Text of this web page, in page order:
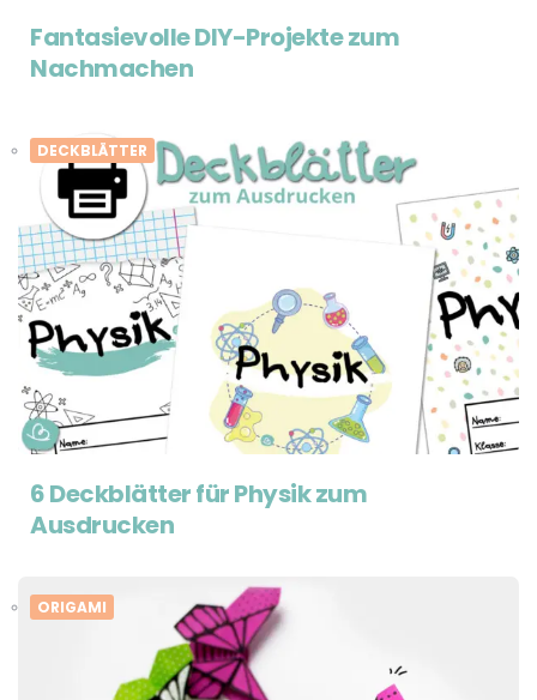
Fantasievolle DIY-Projekte zum
Nachmachen
DECKBLÄTTER
6 Deckblätter für Physik zum
Ausdrucken
ORIGAMI